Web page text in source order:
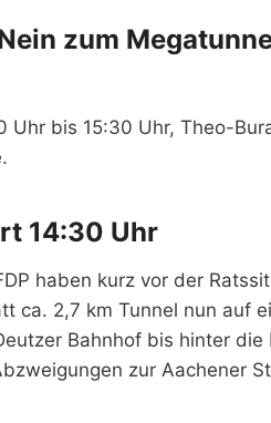
zum
Uhr bis 15:30 Uhr, Theo-
14:30 Uhr
haben kurz vor der
ca. 2,7 km Tunnel nun auf
Bahnhof bis hinter die
zur Aachener